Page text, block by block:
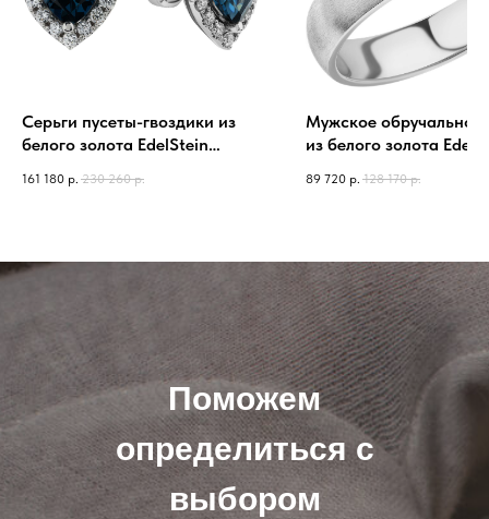
Серьги пусеты-гвоздики из
белого золота EdelStein
бриллиантами
161 180 р. 230 260 р.
Мужское обручальное
из белого золота
89 720 р. 128 170 р.
Поможем
определиться с
выбором